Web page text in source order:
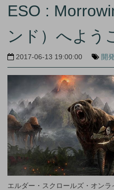
ESO :
ンド）へよう
2017-06-13 19:00:00 開
エルダー・スクロールズ・オン